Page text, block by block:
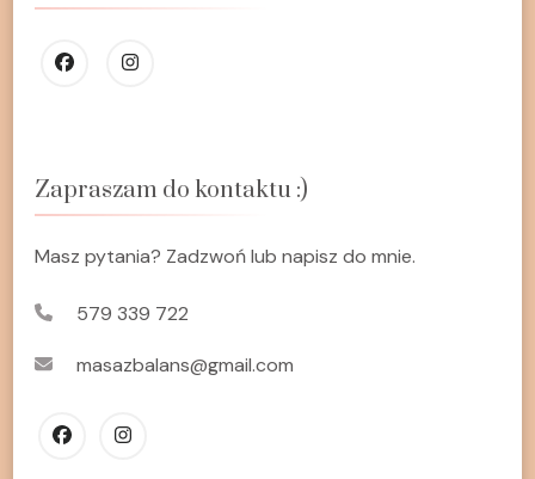
Zapraszam do kontaktu :)
Masz pytania? Zadzwoń lub napisz do mnie.
579 339 722
masazbalans@gmail.com